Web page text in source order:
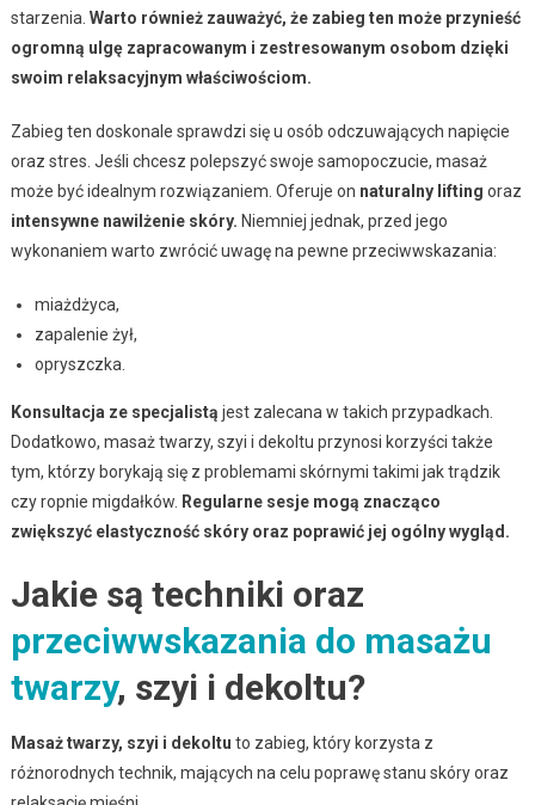
starzenia. Warto również zauważyć, że zabieg ten może przynieść
ogromną ulgę zapracowanym i zestresowanym osobom dzięki
swoim relaksacyjnym właściwościom.
Zabieg ten doskonale sprawdzi się u osób odczuwających napięcie
oraz stres. Jeśli chcesz polepszyć swoje samopoczucie, masaż
może być idealnym rozwiązaniem. Oferuje on naturalny lifting oraz
intensywne nawilżenie skóry. Niemniej jednak, przed jego
wykonaniem warto zwrócić uwagę na pewne przeciwwskazania:
miażdżyca,
zapalenie żył,
opryszczka.
Konsultacja ze specjalistą jest zalecana w takich przypadkach.
Dodatkowo, masaż twarzy, szyi i dekoltu przynosi korzyści także
tym, którzy borykają się z problemami skórnymi takimi jak trądzik
czy ropnie migdałków. Regularne sesje mogą znacząco
zwiększyć elastyczność skóry oraz poprawić jej ogólny wygląd.
Jakie są techniki oraz
przeciwwskazania do masażu
twarzy, szyi i dekoltu?
Masaż twarzy, szyi i dekoltu to zabieg, który korzysta z
różnorodnych technik, mających na celu poprawę stanu skóry oraz